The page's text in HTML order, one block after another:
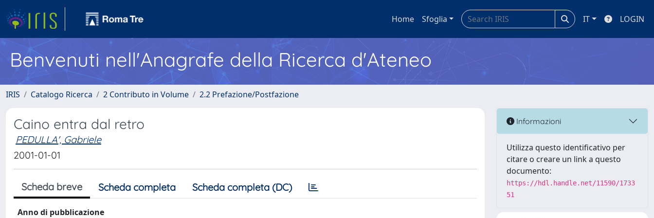
Home Sfoglia IT LOGIN
Benvenuti nell'Anagrafe della Ricerca d'Ateneo
IRIS Catalogo Ricerca 2 Contributo in Volume 2.2 Prefazione/Postfazione
Caino entra dal retro
PEDULLA', Gabriele
2001-01-01
Scheda breve Scheda completa Scheda completa (DC)
Anno di pubblicazione
Informazioni
Utilizza questo identificativo per
citare o creare un link a questo
documento:
https://hdl.handle.net/11590/1733
51